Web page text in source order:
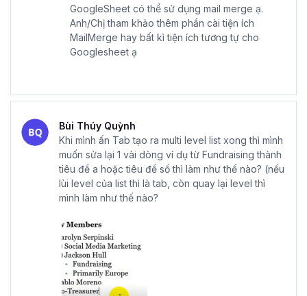
GoogleSheet có thể sử dụng mail merge ạ.
Anh/Chị tham khảo thêm phần cài tiện ích
MailMerge hay bất kì tiện ích tương tự cho
Googlesheet ạ
Bùi Thúy Quỳnh
Khi mình ấn Tab tạo ra multi level list xong thì mình
muốn sửa lại 1 vài dòng ví dụ từ Fundraising thành
tiêu đề a hoặc tiêu đề số thì làm như thế nào? (nếu
lùi level của list thì là tab, còn quay lại level thì
mình làm như thế nào?